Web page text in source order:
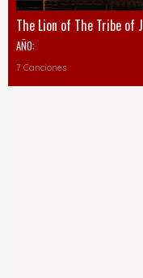
The Lion of The Tribe of
AÑO:
7 Canciones